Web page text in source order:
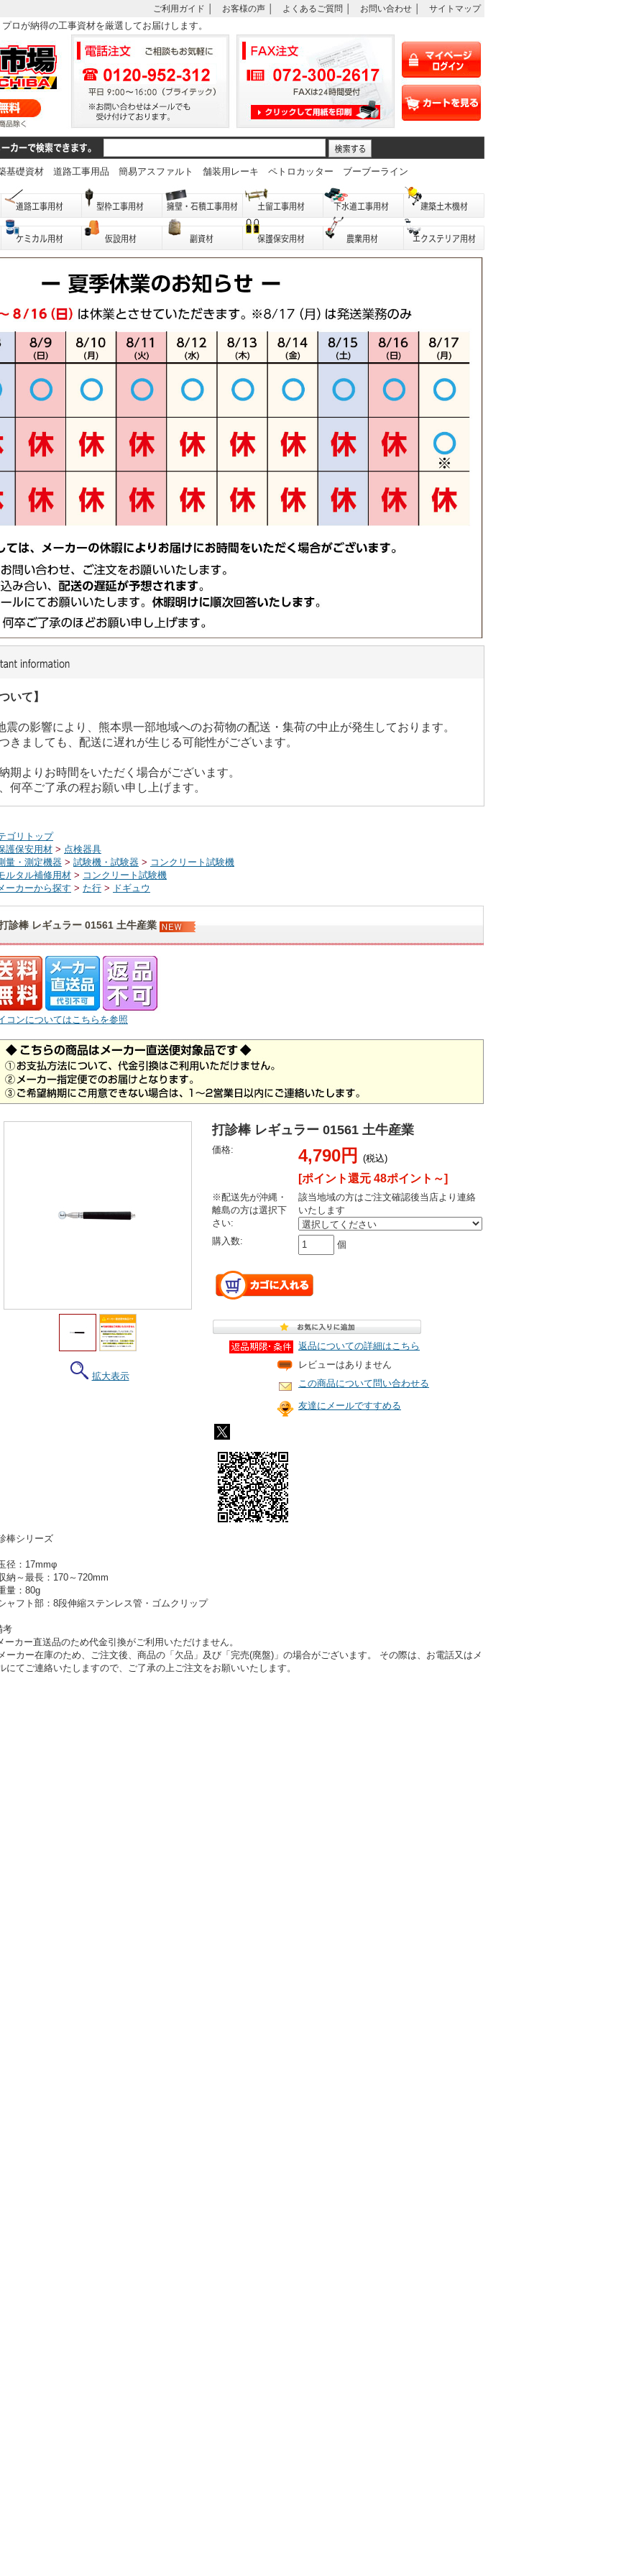
ご利用ガイド お客様の声 よくあるご質問 お問い合わせ サイトマップ
ロが納得の工事資材を厳選してお届けします。
基礎資材 道路工事用品 簡易アスファルト 舗装用レーキ ペトロカッター ブーブーライン
いて】
の影響により、熊本県一部地域へのお荷物の配送・集荷の中止が発生しております。
きましても、配送に遅れが生じる可能性がございます。
期よりお時間をいただく場合がございます。
何卒ご了承の程お願い申し上げます。
ゴリトップ
護保安用材 > 点検器具
量・測定機器 > 試験機・試験器 > コンクリート試験機
ルタル補修用材 > コンクリート試験機
ーカーから探す > た行 > ドギュウ
診棒 レギュラー 01561 土牛産業
コンについてはこちらを参照
拡大表示
打診棒 レギュラー 01561 土牛産業
価格: 4,790円 (税込)
[ポイント還元 48ポイント～]
※配送先が沖縄・
離島の方は選択下
さい:
該当地域の方はご注文確認後当店より連絡
いたします
購入数: 個
返品についての詳細はこちら
レビューはありません
この商品について問い合わせる
友達にメールですすめる
棒シリーズ
径：17mmφ
納～最長：170～720mm
量：80g
ャフト部：8段伸縮ステンレス管・ゴムクリップ
考
ーカー直送品のため代金引換がご利用いただけません。
ーカー在庫のため、ご注文後、商品の「欠品」及び「完売(廃盤)」の場合がございます。 その際は、お電話又はメ
にてご連絡いたしますので、ご了承の上ご注文をお願いいたします。